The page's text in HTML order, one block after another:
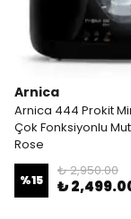
Arnica
Arnica 444 Prokit
Çok Fonksiyonlu
Rose
%15
₺ 2,950.00
₺